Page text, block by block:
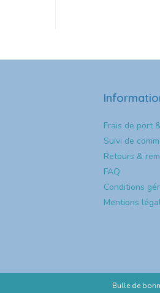
Frais de port
Suivi de
Retours &
FAQ
Conditions
Mentions
Bulle de